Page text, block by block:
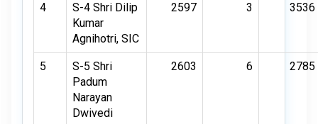
4
S-4 Shri Dilip
Kumar
Agnihotri, SIC
2597 3 3536
5
S-5 Shri
Padum
Narayan
Dwivedi
2603 6 2785